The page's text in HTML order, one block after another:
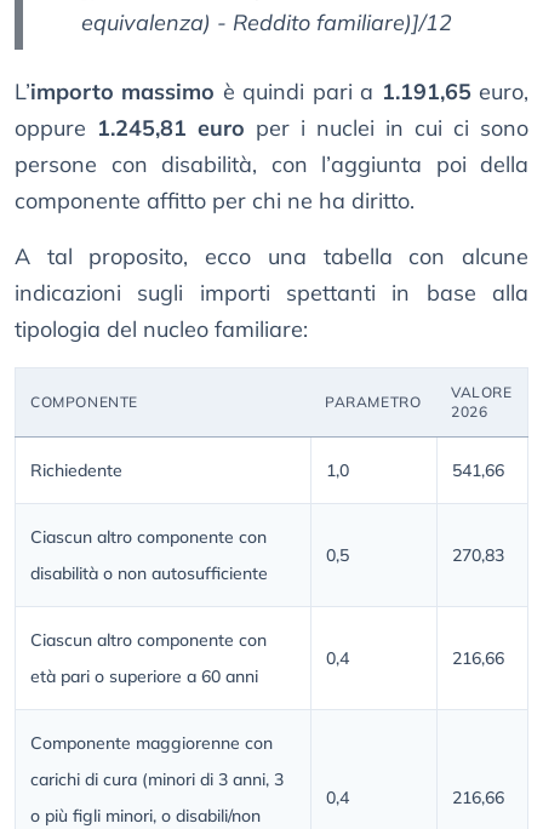
equivalenza) - Reddito familiare)]/12
L’importo massimo è quindi pari a 1.191,65 euro,
oppure 1.245,81 euro per i nuclei in cui ci sono
persone con disabilità, con l’aggiunta poi della
componente affitto per chi ne ha diritto.
A tal proposito, ecco una tabella con alcune
indicazioni sugli importi spettanti in base alla
tipologia del nucleo familiare:
COMPONENTE PARAMETRO
VALORE
2026
Richiedente 1,0 541,66
Ciascun altro componente con
disabilità o non autosufficiente
0,5 270,83
Ciascun altro componente con
età pari o superiore a 60 anni
0,4 216,66
Componente maggiorenne con
carichi di cura (minori di 3 anni, 3
o più figli minori, o disabili/non
0,4 216,66